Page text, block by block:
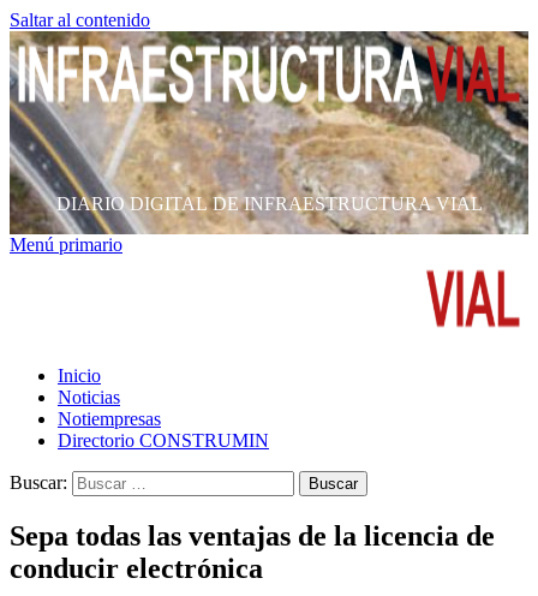
Saltar al contenido
DIARIO DIGITAL DE INFRAESTRUCTURA VIAL
Menú primario
Inicio
Noticias
Notiempresas
Directorio CONSTRUMIN
Buscar:
Sepa todas las ventajas de la licencia de
conducir electrónica